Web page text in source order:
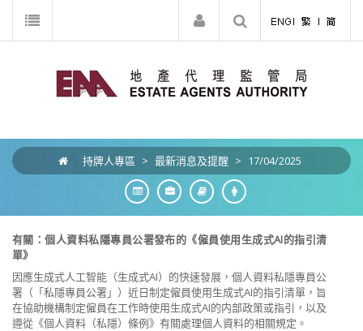
持牌人專區 > 最新消息及提醒 > 17/04/2025
有關：個人資料私隱專員公署發布的《僱員使用生成式AI的指引清
單》
因應生成式人工智能（生成式AI）的快速發展，個人資料私隱專員公
署（「私隱專員公署」）近日制定僱員使用生成式AI的指引清單，旨
在協助機構制定僱員在工作時使用生成式AI的内部政策或指引，以及
遵從《個人資料（私隱）條例》有關處理個人資料的相關規定。